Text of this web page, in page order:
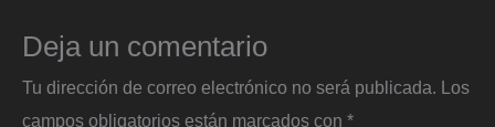
Deja un comentario
Tu dirección de correo electrónico no será publicada.
Los
campos obligatorios están marcados con *